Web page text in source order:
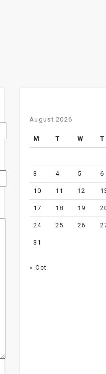
August 2026
M T W T
3 4 5 6
10 11 12
17 18 19
24 25 26
31
« Oct